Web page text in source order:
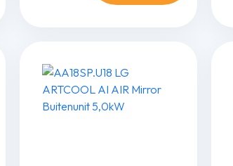
3,5kW
aantal